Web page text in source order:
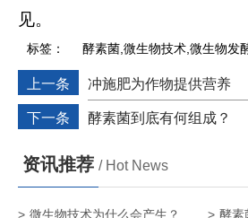
见。
标签： 酵素菌,微生物技术,微生物发
上一条 冲施肥为作物提供营养
下一条 酵素菌到底有何组成？
资讯推荐 / Hot News
微生物技术为什么会产生？ 酵素